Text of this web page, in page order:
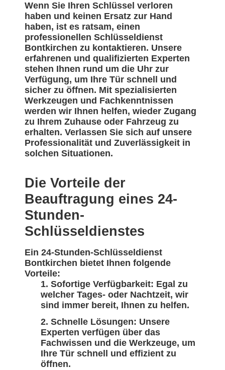
Wenn Sie Ihren Schlüssel verloren
haben und keinen Ersatz zur Hand
haben, ist es ratsam, einen
professionellen Schlüsseldienst
Bontkirchen zu kontaktieren. Unsere
erfahrenen und qualifizierten Experten
stehen Ihnen rund um die Uhr zur
Verfügung, um Ihre Tür schnell und
sicher zu öffnen. Mit spezialisierten
Werkzeugen und Fachkenntnissen
werden wir Ihnen helfen, wieder Zugang
zu Ihrem Zuhause oder Fahrzeug zu
erhalten. Verlassen Sie sich auf unsere
Professionalität und Zuverlässigkeit in
solchen Situationen.
Die Vorteile der
Beauftragung eines 24-
Stunden-
Schlüsseldienstes
Ein 24-Stunden-Schlüsseldienst
Bontkirchen bietet Ihnen folgende
Vorteile:
Sofortige Verfügbarkeit: Egal zu
welcher Tages- oder Nachtzeit, wir
sind immer bereit, Ihnen zu helfen.
Schnelle Lösungen: Unsere
Experten verfügen über das
Fachwissen und die Werkzeuge, um
Ihre Tür schnell und effizient zu
öffnen.